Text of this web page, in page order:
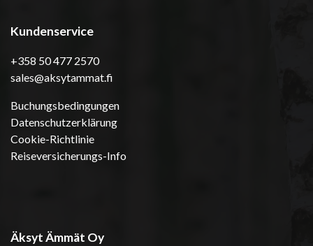
Kundenservice
+358 50 477 2570
sales@aksytammat.fi
Buchungsbedingungen
Datenschutzerklärung
Cookie-Richtlinie
Reiseversicherungs-Info
Äksyt Ämmät Oy